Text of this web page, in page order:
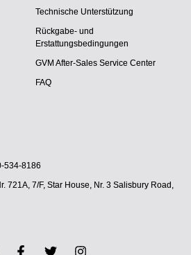
Technische Unterstützung
Rückgabe- und
Erstattungsbedingungen
GVM After-Sales Service Center
FAQ
534-8186
721A, 7/F, Star House, Nr. 3 Salisbury Road,